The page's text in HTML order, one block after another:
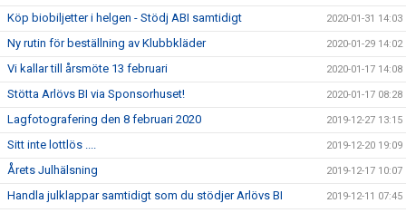
Köp biobiljetter i helgen - Stödj ABI samtidigt 2020-01-31 14:03
Ny rutin för beställning av Klubbkläder 2020-01-29 14:02
Vi kallar till årsmöte 13 februari 2020-01-17 14:08
Stötta Arlövs BI via Sponsorhuset! 2020-01-17 08:28
Lagfotografering den 8 februari 2020 2019-12-27 13:15
Sitt inte lottlös .... 2019-12-20 19:09
Årets Julhälsning 2019-12-17 10:07
Handla julklappar samtidigt som du stödjer Arlövs BI 2019-12-11 07:45